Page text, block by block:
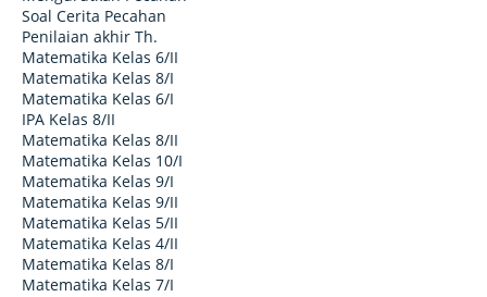
Soal Cerita Pecahan
Penilaian akhir Th.
Matematika Kelas 6/II
Matematika Kelas 8/I
Matematika Kelas 6/I
IPA Kelas 8/II
Matematika Kelas 8/II
Matematika Kelas 10/I
Matematika Kelas 9/I
Matematika Kelas 9/II
Matematika Kelas 5/II
Matematika Kelas 4/II
Matematika Kelas 8/I
Matematika Kelas 7/I